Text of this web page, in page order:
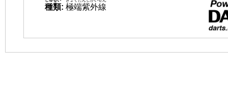
種類: 極端紫外線